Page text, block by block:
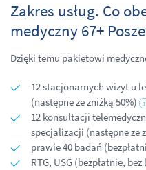
Zakres usług. Co
medyczny 67+
Dzięki temu pakietowi
12 stacjonarnych wizyt u
(następne ze zniżką 50%)
12 konsultacji
specjalizacji (następne ze
prawie 40 badań
RTG, USG (bezpłatnie,